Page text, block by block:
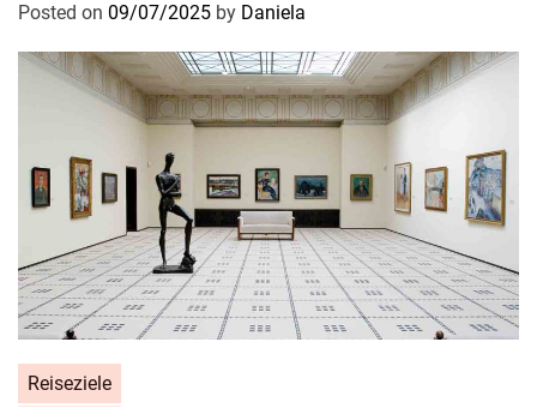
Posted on 09/07/2025 by Daniela
Reiseziele